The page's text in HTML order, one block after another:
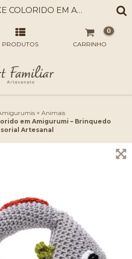
CHOCALHO PEIXE COLORIDO EM AMIGURUMI – BRINQUEDO SENSORIAL ARTESANAL
PRODUTOS CARRINHO
0
> Animais
em Amigurumi – Brinquedo
Artesanal